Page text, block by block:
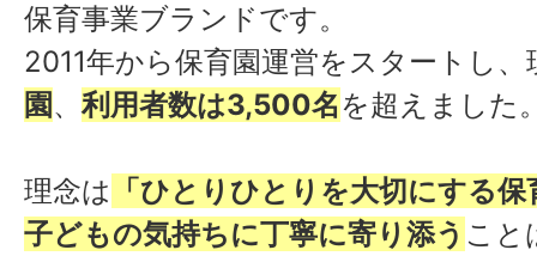
保育事業ブランドです。
2011年から保育園運営をスタートし、
園、利用者数は3,500名を超えました
理念は 「ひとりひとりを大切にする保
子どもの気持ちに丁寧に寄り添う こと